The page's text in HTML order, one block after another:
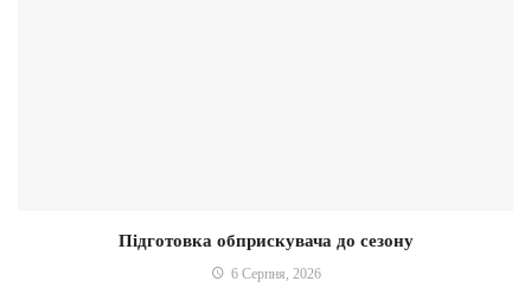
Підготовка обприскувача до сезону
6 Серпня, 2026